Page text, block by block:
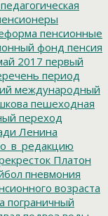
педагогическая
пенсионные
фонд пенсия
2017 первый
период
международный
пешеходная
переход
Ленина
Платон
пневмония
возраста
пограничный